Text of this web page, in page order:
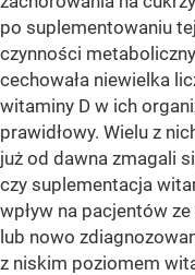
po suplementowaniu
czynności
cechowała niewielka
witaminy D w ich
prawidłowy. Wielu z
już od dawna zmagali
czy suplementacja
wpływ na pacjentów
lub nowo
z niskim poziomem